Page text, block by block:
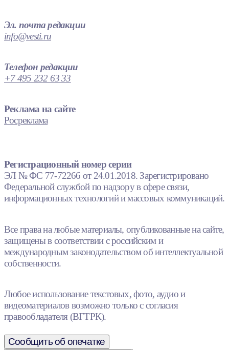
Эл. почта редакции
info@vesti.ru
Телефон редакции
+7 495 232 63 33
Реклама на сайте
Росреклама
Регистрационный номер серии
ЭЛ № ФС 77-72266 от 24.01.2018. Зарегистрировано
Федеральной службой по надзору в сфере связи,
информационных технологий и массовых коммуникаций.
Все права на любые материалы, опубликованные на сайте,
защищены в соответствии с российским и
международным законодательством об интеллектуальной
собственности.
Любое использование текстовых, фото, аудио и
видеоматериалов возможно только с согласия
правообладателя (ВГТРК).
Сообщить об опечатке